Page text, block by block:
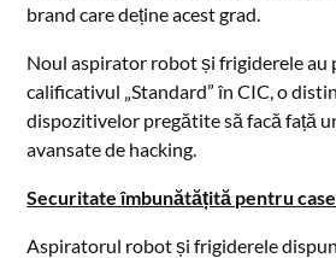
brand care deține acest grad.
Noul aspirator robot și frigiderele au
calificativul „Standard” în CIC, o
dispozitivelor pregătite să facă față
avansate de hacking.
Securitate îmbunătățită pentru
Aspiratorul robot și frigiderele